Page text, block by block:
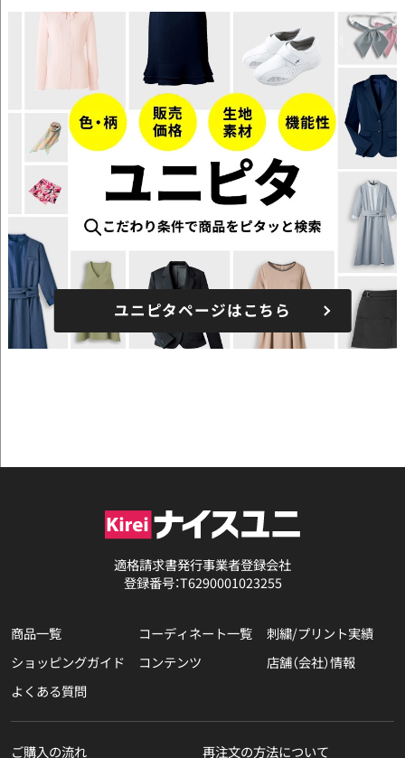
ユニピタページはこちら
適格請求書発行事業者登録会社
登録番号：T6290001023255
商品一覧 コーディネート一覧
刺繍/プリント実績
ショッピングガイド
コンテンツ
店舗（会社）情報
よくある質問
ご購入の流れ 再注文の方法について